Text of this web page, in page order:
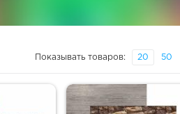
Показывать товаров: 20 50